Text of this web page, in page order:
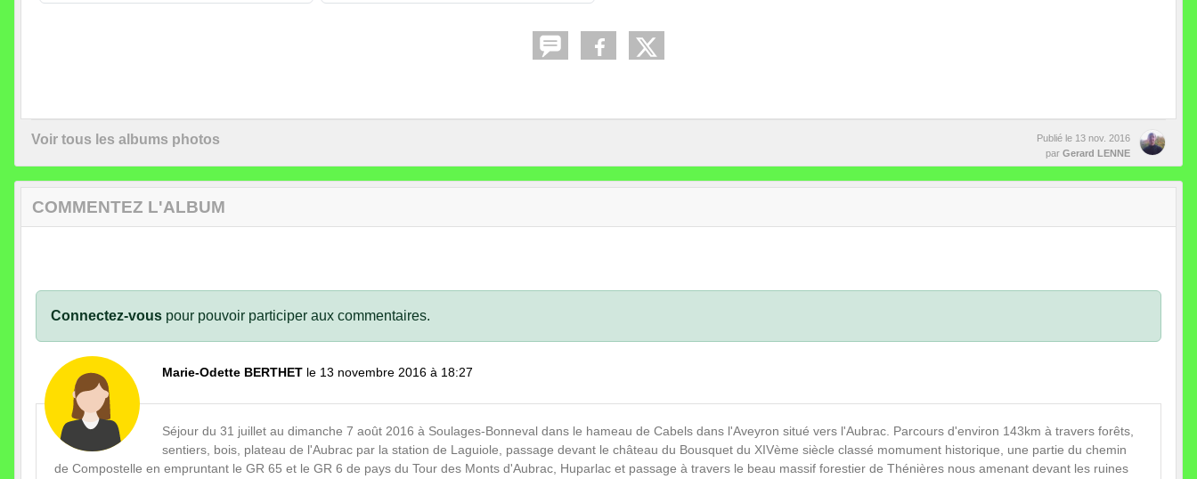
Voir tous les albums photos Publié le 13 nov. 2016
par Gerard LENNE
COMMENTEZ L'ALBUM
Connectez-vous pour pouvoir participer aux commentaires.
Marie-Odette BERTHET le 13 novembre 2016 à 18:27
Séjour du 31 juillet au dimanche 7 août 2016 à Soulages-Bonneval dans le hameau de Cabels dans l'Aveyron situé vers l'Aubrac. Parcours d'environ 143km à travers forêts,
sentiers, bois, plateau de l'Aubrac par la station de Laguiole, passage devant le château du Bousquet du XIVème siècle classé momument historique, une partie du chemin
de Compostelle en empruntant le GR 65 et le GR 6 de pays du Tour des Monts d'Aubrac, Huparlac et passage à travers le beau massif forestier de Thénières nous amenant devant les ruines